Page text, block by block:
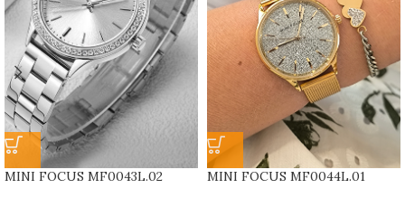
MINI FOCUS MF0043L.02 MINI FOCUS MF0044L.01